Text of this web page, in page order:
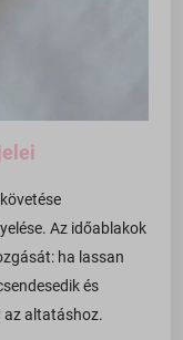
Az időablakok
ha lassan
és
az altatáshoz.